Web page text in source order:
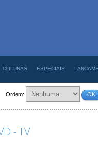
COLUNAS ESPECIAIS
Ordem: OK
- TV